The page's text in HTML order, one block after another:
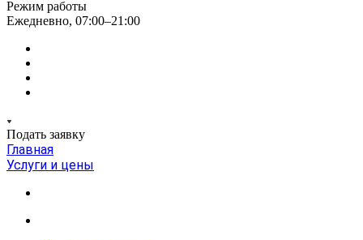
Режим работы
Ежедневно, 07:00–21:00
Подать заявку
Главная
Услуги и цены